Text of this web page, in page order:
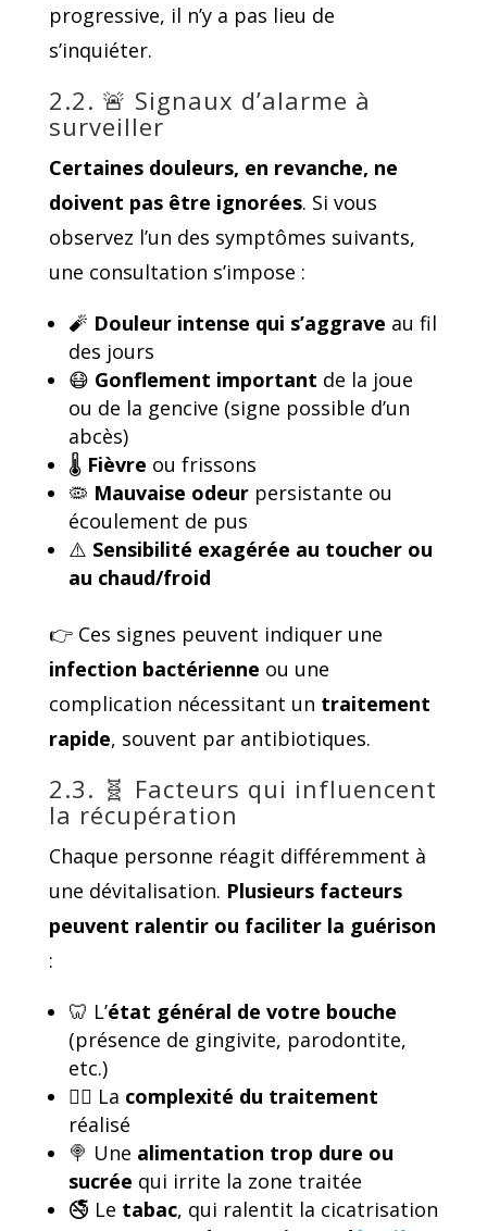
progressive, il n’y a pas lieu de
s’inquiéter.
2.2. 🚨 Signaux d’alarme à
surveiller
Certaines douleurs, en revanche, ne
doivent pas être ignorées. Si vous
observez l’un des symptômes suivants,
une consultation s’impose :
🧨 Douleur intense qui s’aggrave au fil
des jours
😷 Gonflement important de la joue
ou de la gencive (signe possible d’un
abcès)
🌡️ Fièvre ou frissons
🦠 Mauvaise odeurpersistante ou
écoulement de pus
⚠️ Sensibilité exagérée au toucher ou
au chaud/froid
👉 Ces signes peuvent indiquer une
infection bactérienne ou une
complication nécessitant un traitement
rapide, souvent par antibiotiques.
2.3. 🧬 Facteurs qui influencent
la récupération
Chaque personne réagit différemment à
une dévitalisation. Plusieurs facteurs
peuvent ralentir ou faciliter la guérison
:
🦷 L’état général de votre bouche
(présence de gingivite, parodontite,
etc.)
🧑‍⚕️ La complexité du traitement
réalisé
🍭 Une alimentation trop dure ou
sucrée qui irrite la zone traitée
🚭 Le tabac, qui ralentit la cicatrisation